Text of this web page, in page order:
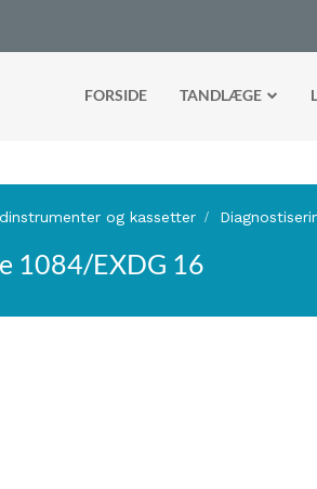
FORSIDE TANDLÆGE
og kassetter
1084/EXDG 16